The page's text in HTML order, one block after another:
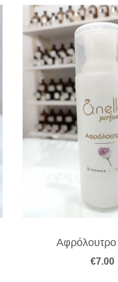
Αφρόλουτρο
€7.00